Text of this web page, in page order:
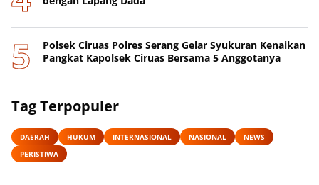
Polsek Ciruas Polres Serang Gelar Syukuran Kenaikan
Pangkat Kapolsek Ciruas Bersama 5 Anggotanya
Tag Terpopuler
DAERAH HUKUM INTERNASIONAL NASIONAL
NEWS
PERISTIWA